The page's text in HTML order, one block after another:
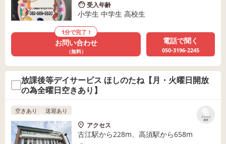
受入年齢
小学生 中学生 高校生
1分で完了！
お問い合わせ
（無料）
電話で聞く
050-3196-2245
放課後等デイサービス ほしのたね【月・火曜日開放
の為全曜日空きあり】
リストに
保存
空きあり 送迎あり
アクセス
古江駅から228m、高須駅から658m